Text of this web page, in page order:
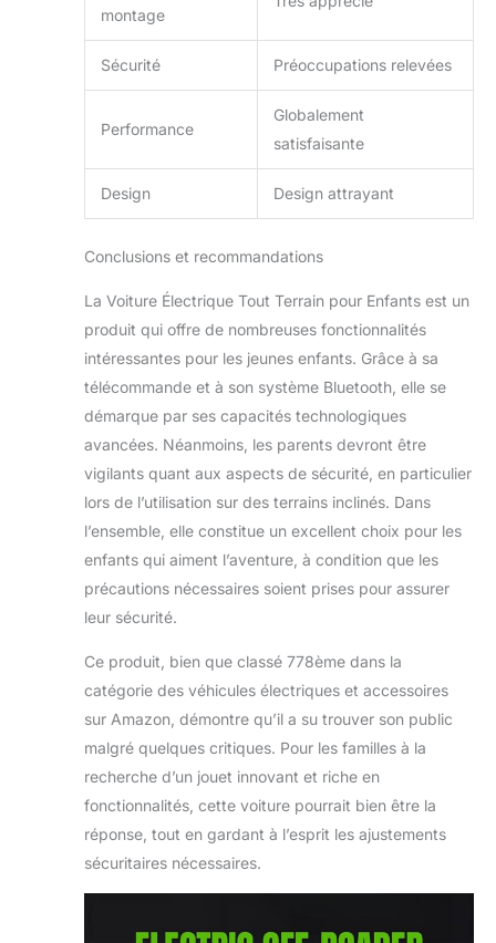
montage
Sécurité Préoccupations relevées
Performance
Globalement
satisfaisante
Design Design attrayant
Conclusions et recommandations
La Voiture Électrique Tout Terrain pour Enfants est un
produit qui offre de nombreuses fonctionnalités
intéressantes pour les jeunes enfants. Grâce à sa
télécommande et à son système Bluetooth, elle se
démarque par ses capacités technologiques
avancées. Néanmoins, les parents devront être
vigilants quant aux aspects de sécurité, en particulier
lors de l’utilisation sur des terrains inclinés. Dans
l’ensemble, elle constitue un excellent choix pour les
enfants qui aiment l’aventure, à condition que les
précautions nécessaires soient prises pour assurer
leur sécurité.
Ce produit, bien que classé 778ème dans la
catégorie des véhicules électriques et accessoires
sur Amazon, démontre qu’il a su trouver son public
malgré quelques critiques. Pour les familles à la
recherche d’un jouet innovant et riche en
fonctionnalités, cette voiture pourrait bien être la
réponse, tout en gardant à l’esprit les ajustements
sécuritaires nécessaires.